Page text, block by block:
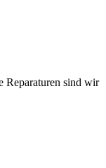
Reparaturen sind wir